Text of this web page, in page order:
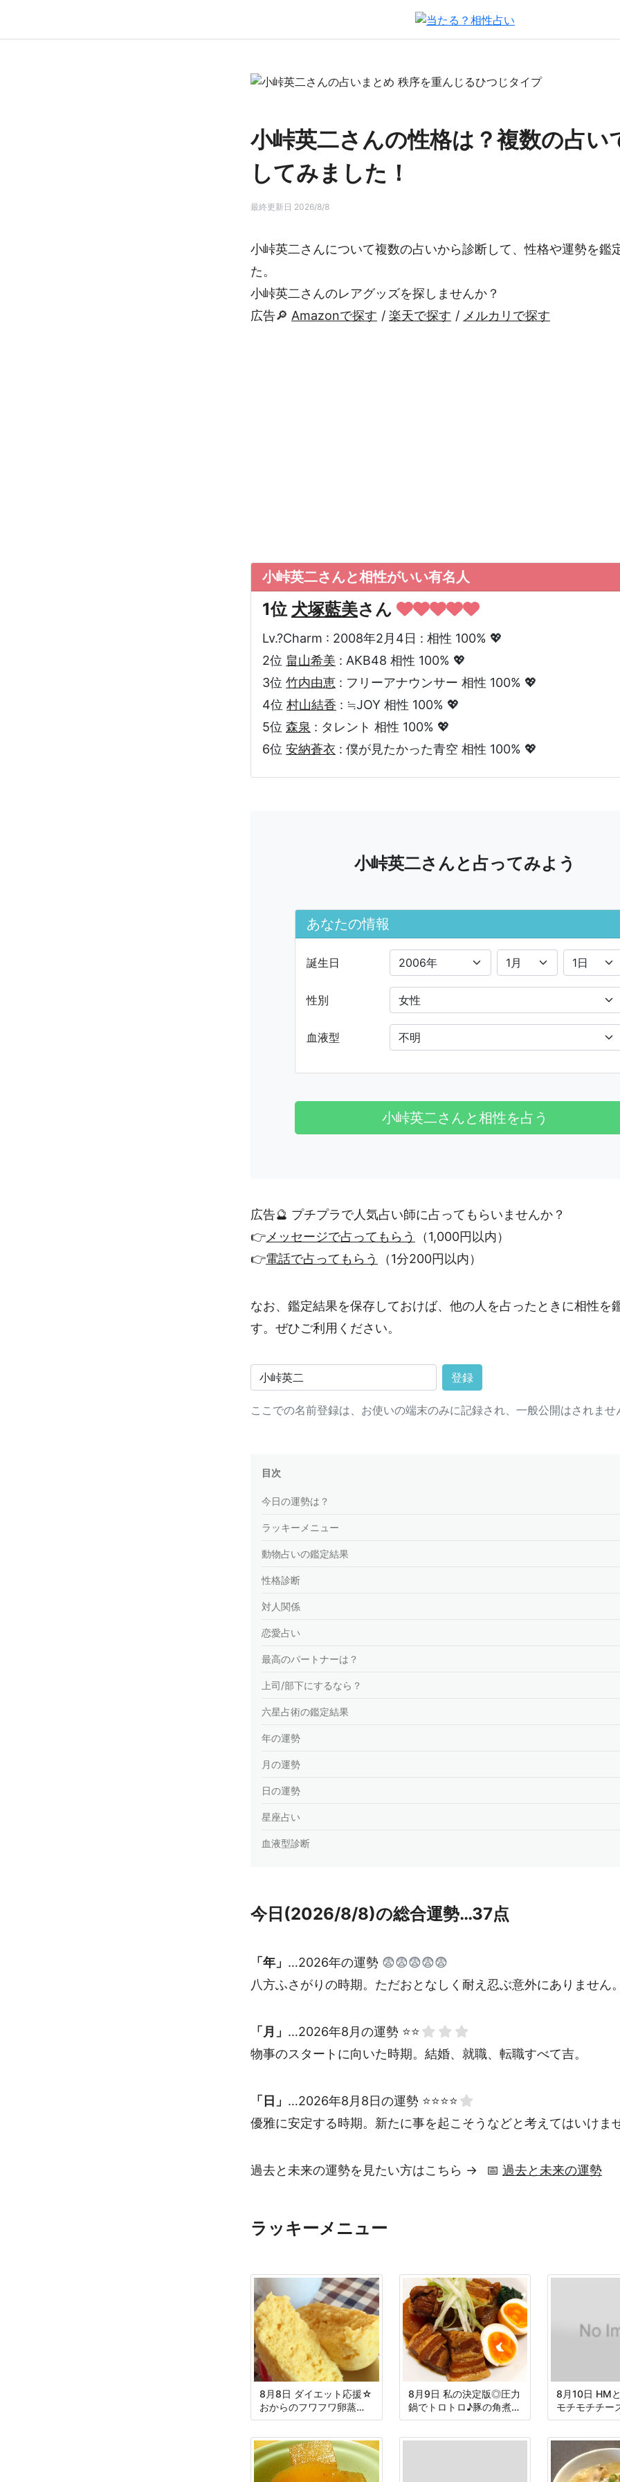
小峠英二さんの性格は？複数の占い
してみました！
最終更新日 2026/8/8
小峠英二さんについて複数の占いから診断して、性格や運勢を鑑
た。
小峠英二さんのレアグッズを探しませんか？
広告🔎 Amazonで探す / 楽天で探す / メルカリで探す
小峠英二さんと相性がいい有名人
1位 犬塚藍美さん
Lv.?Charm : 2008年2月4日 : 相性 100% 💖
2位 畠山希美 : AKB48 相性 100% 💖
3位 竹内由恵 : フリーアナウンサー 相性 100% 💖
4位 村山結香 : ≒JOY 相性 100% 💖
5位 森泉 : タレント 相性 100% 💖
6位 安納蒼衣 : 僕が見たかった青空 相性 100% 💖
小峠英二さんと占ってみよう
あなたの情報
誕生日
性別
血液型
広告🔮 プチプラで人気占い師に占ってもらいませんか？
👉メッセージで占ってもらう
（1,000円以内）
👉電話で占ってもらう （1分200円以内）
なお、鑑定結果を保存しておけば、他の人を占ったときに相性を
す。ぜひご利用ください。
登録
ここでの名前登録は、お使いの端末のみに記録され、一般公開はされませ
目次
今日の運勢は？
ラッキーメニュー
動物占いの鑑定結果
性格診断
対人関係
恋愛占い
最高のパートナーは？
上司/部下にするなら？
六星占術の鑑定結果
年の運勢
月の運勢
日の運勢
星座占い
血液型診断
今日(2026/8/8)の総合運勢…37点
「年」 …2026年の運勢 😨😨😨😨😨
八方ふさがりの時期。ただおとなしく耐え忍ぶ意外にありません。
「月」 …2026年8月の運勢 ⭐⭐
物事のスタートに向いた時期。結婚、就職、転職すべて吉。
「日」 …2026年8月8日の運勢 ⭐⭐⭐⭐
優雅に安定する時期。新たに事を起こそうなどと考えてはいけま
過去と未来の運勢を見たい方はこちら → 📅 過去と未来の運勢
ラッキーメニュー
8月8日 ダイエット応援☆
おからのフワフワ卵蒸し
パン
8月9日 私の決定版◎圧力
鍋でトロトロ♪豚の角煮＆
大根
8月10日 HM
モチモチチー
ンデケージョ